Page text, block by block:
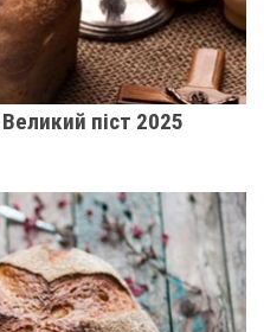
піст 2025